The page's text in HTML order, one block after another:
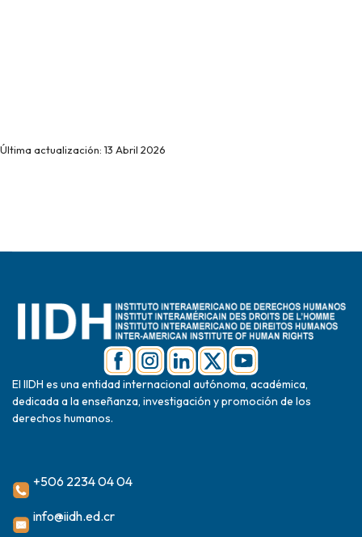
Última actualización: 13 Abril 2026
El IIDH es una entidad internacional autónoma, académica,
dedicada a la enseñanza, investigación y promoción de los
derechos humanos.
+506 2234 04 04
info@iidh.ed.cr